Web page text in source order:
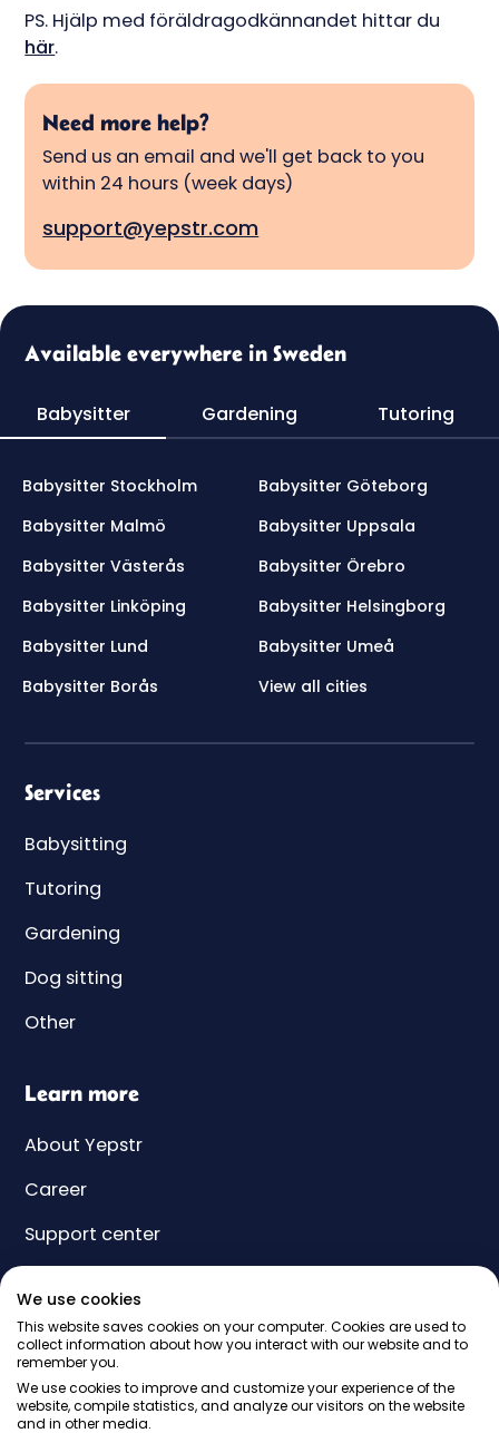
PS. Hjälp med föräldragodkännandet hittar du
här.
Need more help?
Send us an email and we'll get back to you
within 24 hours (week days)
support@yepstr.com
Available everywhere in Sweden
Babysitter Gardening Tutoring
Babysitter Stockholm
Babysitter Göteborg
Babysitter Malmö
Babysitter Uppsala
Babysitter Västerås
Babysitter Örebro
Babysitter Linköping
Babysitter Helsingborg
Babysitter Lund
Babysitter Umeå
Babysitter Borås
View all cities
Services
Babysitting
Tutoring
Gardening
Dog sitting
Other
Learn more
About Yepstr
Career
Support center
Price
Gift card
We use cookies
This website saves cookies on your computer. Cookies are used to
collect information about how you interact with our website and to
remember you.
We use cookies to improve and customize your experience of the
website, compile statistics, and analyze our visitors on the website
and in other media.